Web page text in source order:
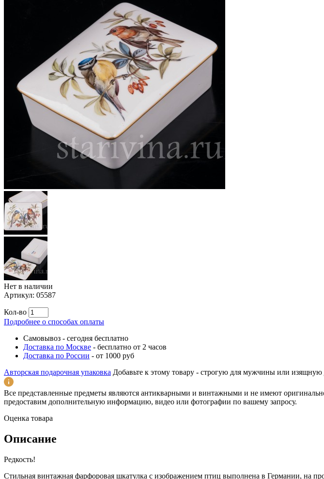
Нет в наличии
Артикул: 05587
Кол-во
Подробнее о способах оплаты
Самовывоз - сегодня бесплатно
Доставка по Москве - бесплатно от 2 часов
Доставка по России - от 1000 руб
Авторская подарочная упаковка Добавьте к этому товару - строгую для мужчины или
Все представленные предметы являются антикварными и винтажными и не имеют
предоставим дополнительную информацию, видео или фотографии по вашему запросу.
Оценка товара
Описание
Редкость!
Стильная винтажная фарфоровая шкатулка с изображением птиц выполнена в Германии, на